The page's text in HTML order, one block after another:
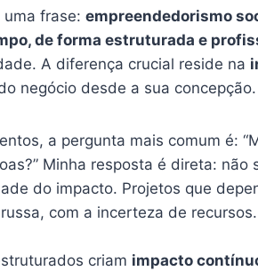
uma frase: empreendedorismo
de forma estruturada e
A diferença crucial reside na
negócio desde a sua concepção.
a pergunta mais comum é:
Minha resposta é direta:
do impacto. Projetos que
com a incerteza de recursos.
criam impacto